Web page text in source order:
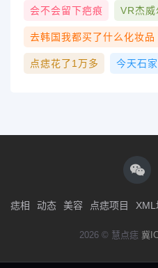
会不会留下疤痕 VR杰
去韩国我都买了什么化妆
点痣花了1万多 今天石
痣相 动态 美容 点痣项目 XML
2026 © 慧点痣 冀